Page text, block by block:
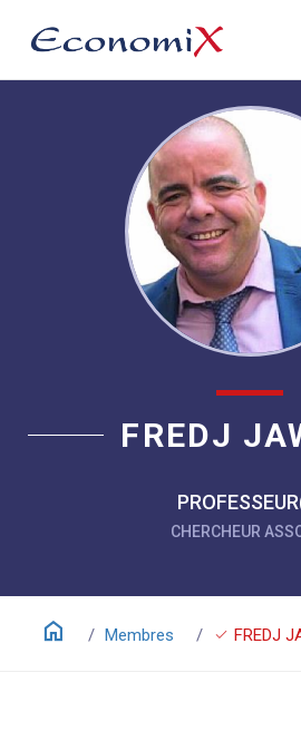
FREDJ
CHERCHEUR
home Membres check FREDJ